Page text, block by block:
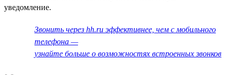
уведомление.
Звонить через hh.ru эффективнее, чем с мобильного
телефона —
узнайте больше о возможностях встроенных звонков